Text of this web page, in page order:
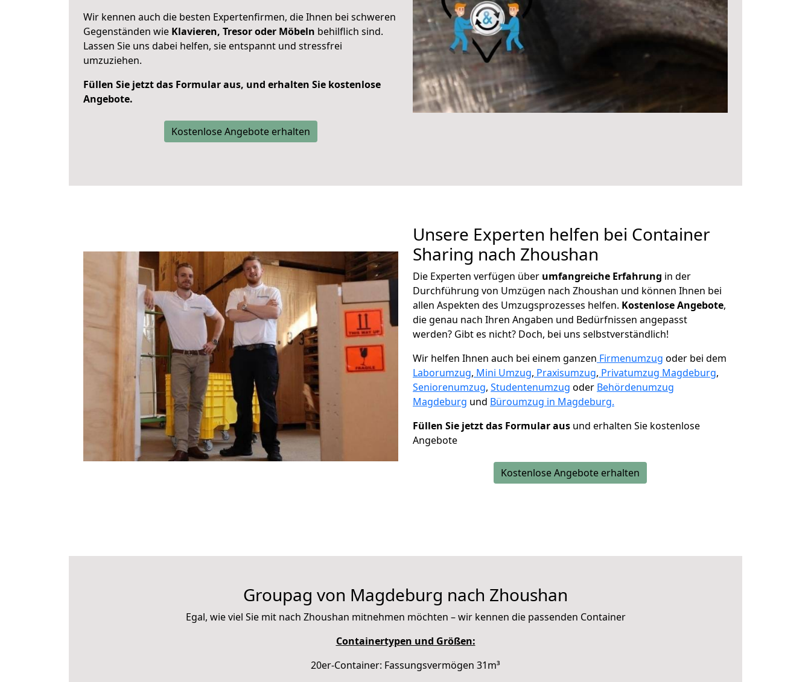
Wir kennen auch die besten Expertenfirmen, die Ihnen bei schweren
Gegenständen wie Klavieren, Tresor oder Möbeln behilflich sind.
Lassen Sie uns dabei helfen, sie entspannt und stressfrei
umzuziehen.
Füllen Sie jetzt das Formular aus, und erhalten Sie kostenlose
Angebote.
Kostenlose Angebote erhalten
Unsere Experten helfen bei Container
Sharing nach Zhoushan
Die Experten verfügen über umfangreiche Erfahrung in der
Durchführung von Umzügen nach Zhoushan und können Ihnen bei
allen Aspekten des Umzugsprozesses helfen. Kostenlose Angebote,
die genau nach Ihren Angaben und Bedürfnissen angepasst
werden? Gibt es nicht? Doch, bei uns selbstverständlich!
Wir helfen Ihnen auch bei einem ganzen Firmenumzug oder bei dem
Laborumzug, Mini Umzug, Praxisumzug, Privatumzug Magdeburg,
Seniorenumzug, Studentenumzug oder Behördenumzug
Magdeburg und Büroumzug in Magdeburg.
Füllen Sie jetzt das Formular aus und erhalten Sie kostenlose
Angebote
Kostenlose Angebote erhalten
Groupag von Magdeburg nach Zhoushan
Egal, wie viel Sie mit nach Zhoushan mitnehmen möchten – wir kennen die passenden Container
Containertypen und Größen:
20er-Container: Fassungsvermögen 31m³